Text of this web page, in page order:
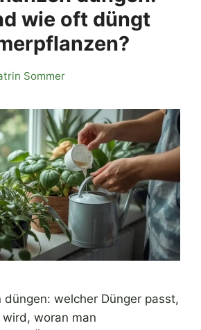
wie oft düngt
Sommer
düngen: welcher Dünger passt,
woran man